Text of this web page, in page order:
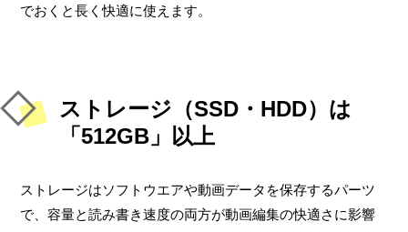
でおくと長く快適に使えます。
ストレージ（SSD・HDD）は
「512GB」以上
ストレージはソフトウエアや動画データを保存するパーツ
で、容量と読み書き速度の両方が動画編集の快適さに影響